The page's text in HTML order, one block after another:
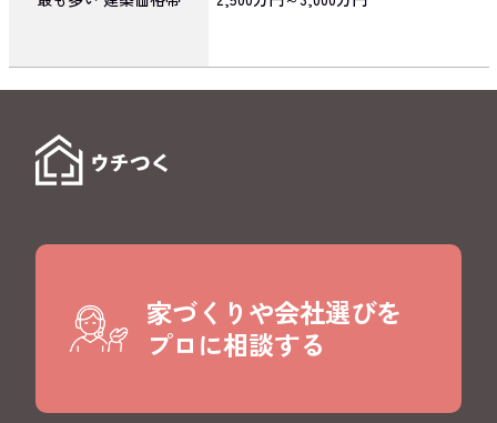
家づくりや会社選びを
プロに相談する